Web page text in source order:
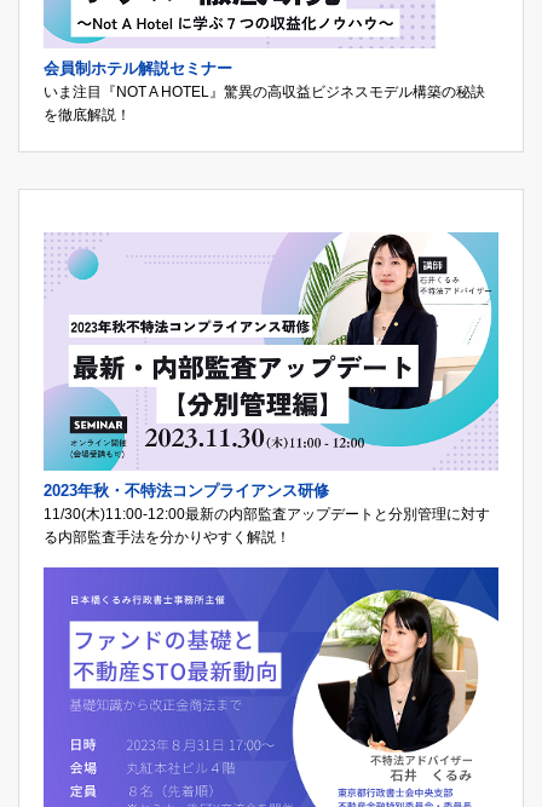
会員制ホテル解説セミナー
いま注目『NOT A HOTEL』驚異の高収益ビジネスモデル構築の秘訣
を徹底解説！
2023年秋・不特法コンプライアンス研修
11/30(木)11:00-12:00最新の内部監査アップデートと分別管理に対す
る内部監査手法を分かりやすく解説！